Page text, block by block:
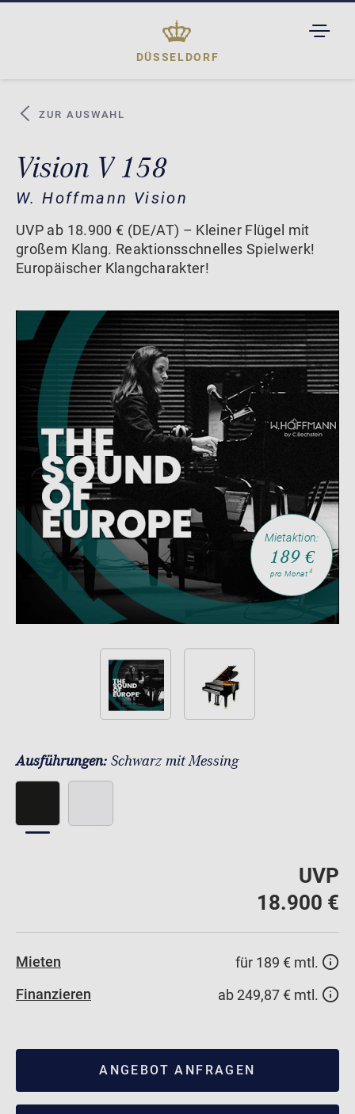
DÜSSELDORF
ZUR AUSWAHL
Vision V 158
W. Hoffmann Vision
UVP ab 18.900 € (DE/AT) – Kleiner Flügel mit
großem Klang. Reaktionsschnelles Spielwerk!
Europäischer Klangcharakter!
Mietaktion:
189 €
pro Monat4
Ausführungen: Schwarz mit Messing
UVP
18.900 €
Mieten
für 189 € mtl.
Finanzieren
ab 249,87 € mtl.
ANGEBOT ANFRAGEN